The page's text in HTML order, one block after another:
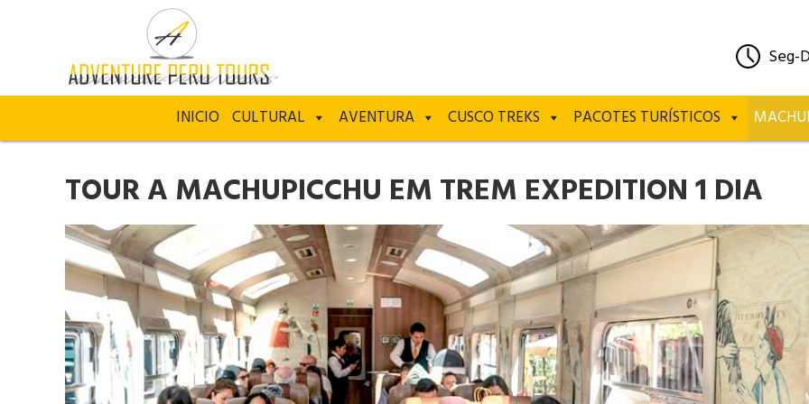
Seg-
INICIO CULTURAL AVENTURA CUSCO TREKS PACOTES TURÍSTICOS
TOUR A MACHUPICCHU EM TREM EXPEDITION 1 DIA